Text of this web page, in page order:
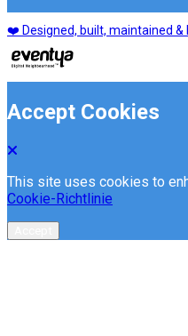
❤️ Designed, built, maintained &
Accept Cookies
This site uses cookies to
Cookie-Richtlinie